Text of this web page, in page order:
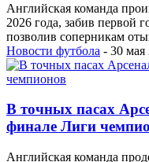
Английская команда
2026 года, забив первой
позволив соперникам
Новости футбола - 30 мая
В точных пасах
финале Лиги
Английская команда